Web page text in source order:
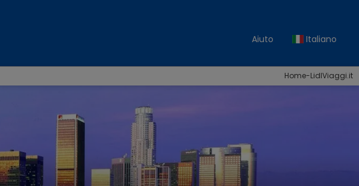
Aiuto Italiano
Home-LidlViaggi.it